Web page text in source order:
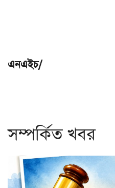
এনএইচ/
সম্পর্কিত খবর